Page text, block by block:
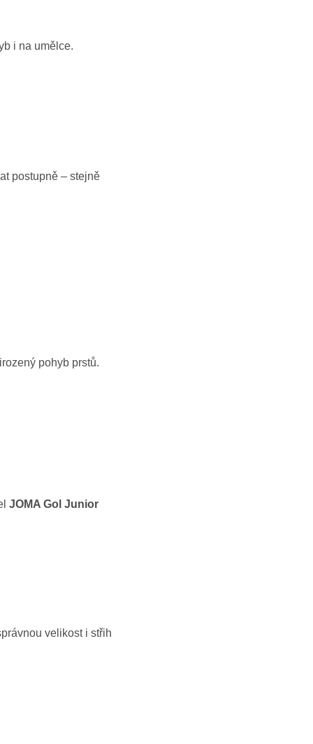
i na umělce.
postupně – stejně
pohyb prstů.
JOMA Gol Junior
velikost i střih